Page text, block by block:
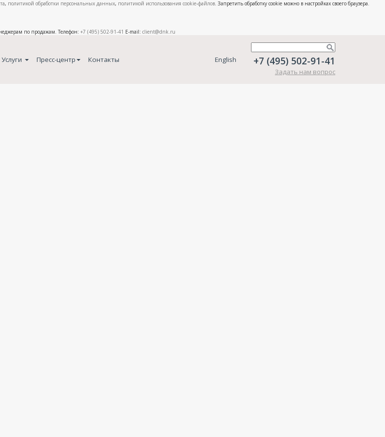
, политикой обработки персональных данных, политикой использования cookie-файлов. Запретить обработку cookie можно в настройках своего браузера.
по продажам. Телефон: +7 (495) 502-91-41 E-mail: client@dnk.ru
Услуги Пресс-центр Контакты English +7 (495) 502-91-41
Задать нам вопрос